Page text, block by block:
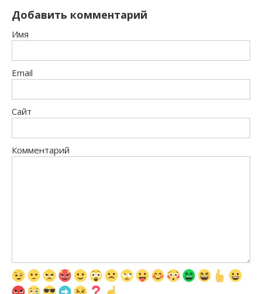
Добавить комментарий
Имя
Email
Сайт
Комментарий